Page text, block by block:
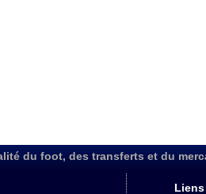
du foot, des transferts et du